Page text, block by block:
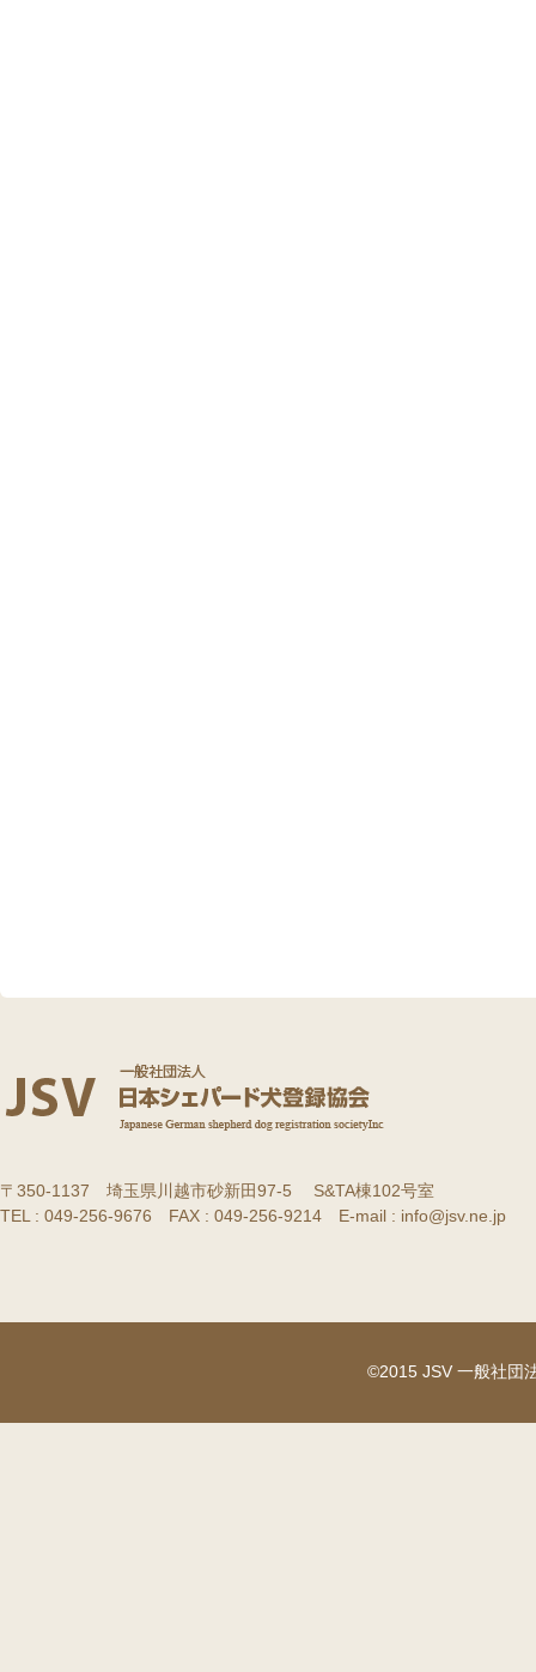
〒350-1137 埼玉県川越市砂新田97-5 S&TA棟102号室
TEL : 049-256-9676 FAX : 049-256-9214 E-mail : info@jsv.ne.jp
©2015 JSV 一般社団